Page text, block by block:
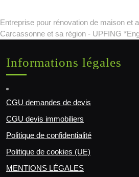
Entreprise pour rénovation de maison et
Carcassonne et sa région - UPFING
Informations légales
CGU demandes de devis
CGU devis immobiliers
Politique de confidentialité
Politique de cookies (UE)
MENTIONS LÉGALES